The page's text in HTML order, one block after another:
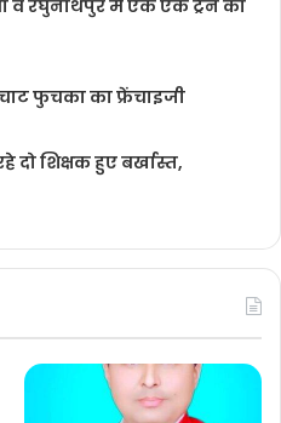
व रघुनाथपुर में एक एक ट्रेन का
फुचका का फ्रेंचाइजी
दो शिक्षक हुए बर्खास्त,